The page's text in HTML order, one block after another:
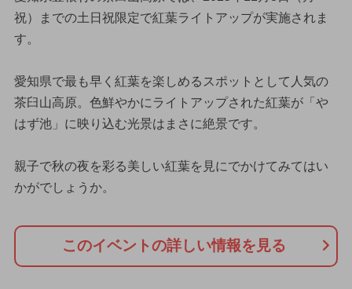
祝）までの土日祝限定で紅葉ライトアップが実施されま
す。
愛知県で最も早く紅葉を楽しめるスポットとして人気の
茶臼山高原。色鮮やかにライトアップされた紅葉が「や
はず池」に映り込む光景はまさに絶景です。
親子で秋の夜を彩る美しい紅葉を見にでかけてみてはい
かがでしょうか。
このイベントの詳しい情報を見る